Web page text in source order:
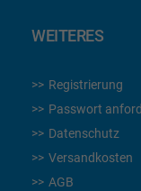
WEITERES
Registrierung
Passwort
Datenschutz
Versandkosten
AGB